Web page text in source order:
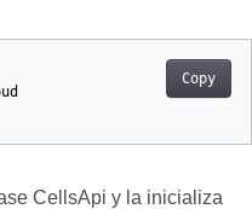
Copy
CellsApi y la inicializa